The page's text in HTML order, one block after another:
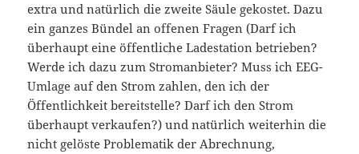
extra und natürlich die zweite Säule gekostet. Dazu
ein ganzes Bündel an offenen Fragen (Darf ich
überhaupt eine öffentliche Ladestation betrieben?
Werde ich dazu zum Stromanbieter? Muss ich EEG-
Umlage auf den Strom zahlen, den ich der
Öffentlichkeit bereitstelle? Darf ich den Strom
überhaupt verkaufen?) und natürlich weiterhin die
nicht gelöste Problematik der Abrechnung,